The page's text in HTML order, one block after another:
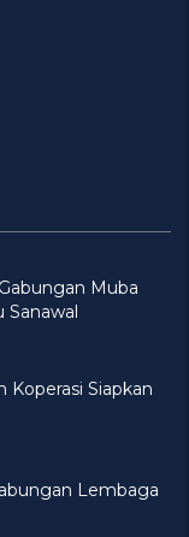
Muba
Sanawal
Siapkan
Lembaga